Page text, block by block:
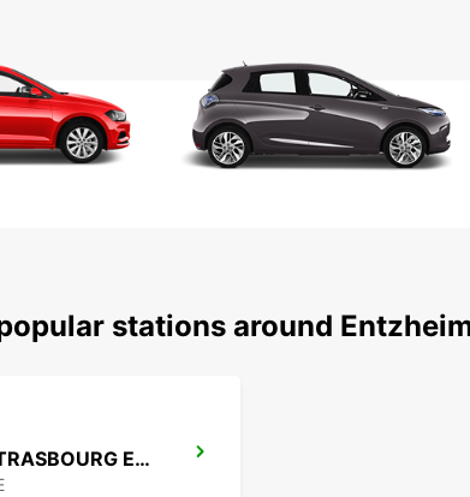
stations around
AEROPORT DE STRASBOURG ENTZHEIM-IKC